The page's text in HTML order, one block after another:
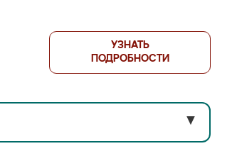
УЗНАТЬ
ПОДРОБНОСТИ
▼